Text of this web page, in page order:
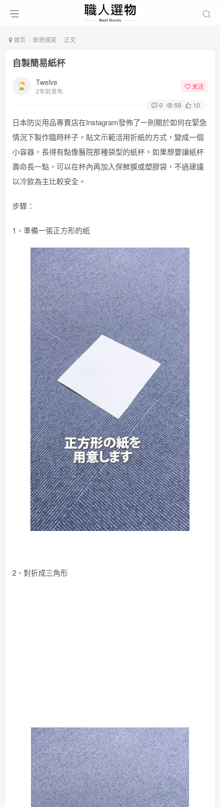
首页 新奇搞笑 正文
自製簡易紙杯
Twelve
2年前发布
关注
0 59 10
日本防災用品專賣店在Instagram發佈了一則關於如何在緊急
情況下製作臨時杯子。貼文示範活用折紙的方式，變成一個
小容器，長得有點像醫院那種袋型的紙杯。如果想要讓紙杯
壽命長一點，可以在杯內再加入保鮮膜或塑膠袋，不過建議
以冷飲為主比較安全。
步驟：
1、準備一張正方形的紙
2、對折成三角形